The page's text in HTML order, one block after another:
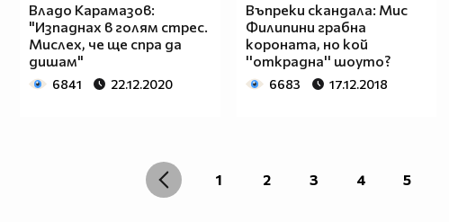
Владо Карамазов:
"Изпаднах в голям стрес.
Мислех, че ще спра да
дишам"
6841 22.12.2020
Въпреки скандала: Мис
Филипини грабна
короната, но кой
''открадна'' шоуто?
6683 17.12.2018
1 2 3 4 5